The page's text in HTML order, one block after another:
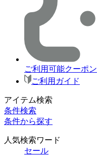
ご利用可能クーポン
ご利用ガイド
アイテム検索
条件検索
条件から探す
人気検索ワード
セール